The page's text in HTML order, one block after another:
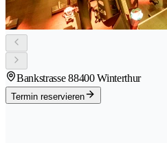
Bankstrasse 88400 Winterthur
Termin reservieren